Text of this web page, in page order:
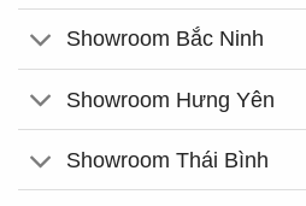
Showroom Bắc Ninh
Showroom Hưng Yên
Showroom Thái Bình